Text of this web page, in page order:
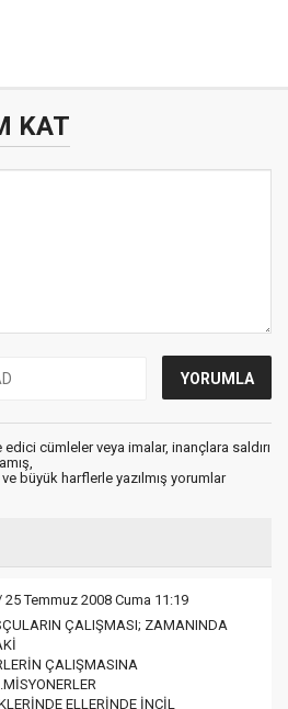
KAT
cümleler veya imalar, inançlara saldırı
büyük harflerle yazılmış yorumlar
25 Temmuz 2008 Cuma 11:19
ÇALIŞMASI; ZAMANINDA
ÇALIŞMASINA
ELLERİNDE İNCİL